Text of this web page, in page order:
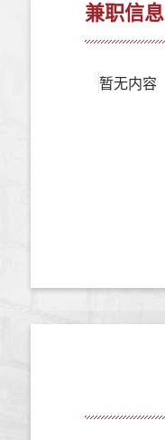
兼职信息
暂无内容